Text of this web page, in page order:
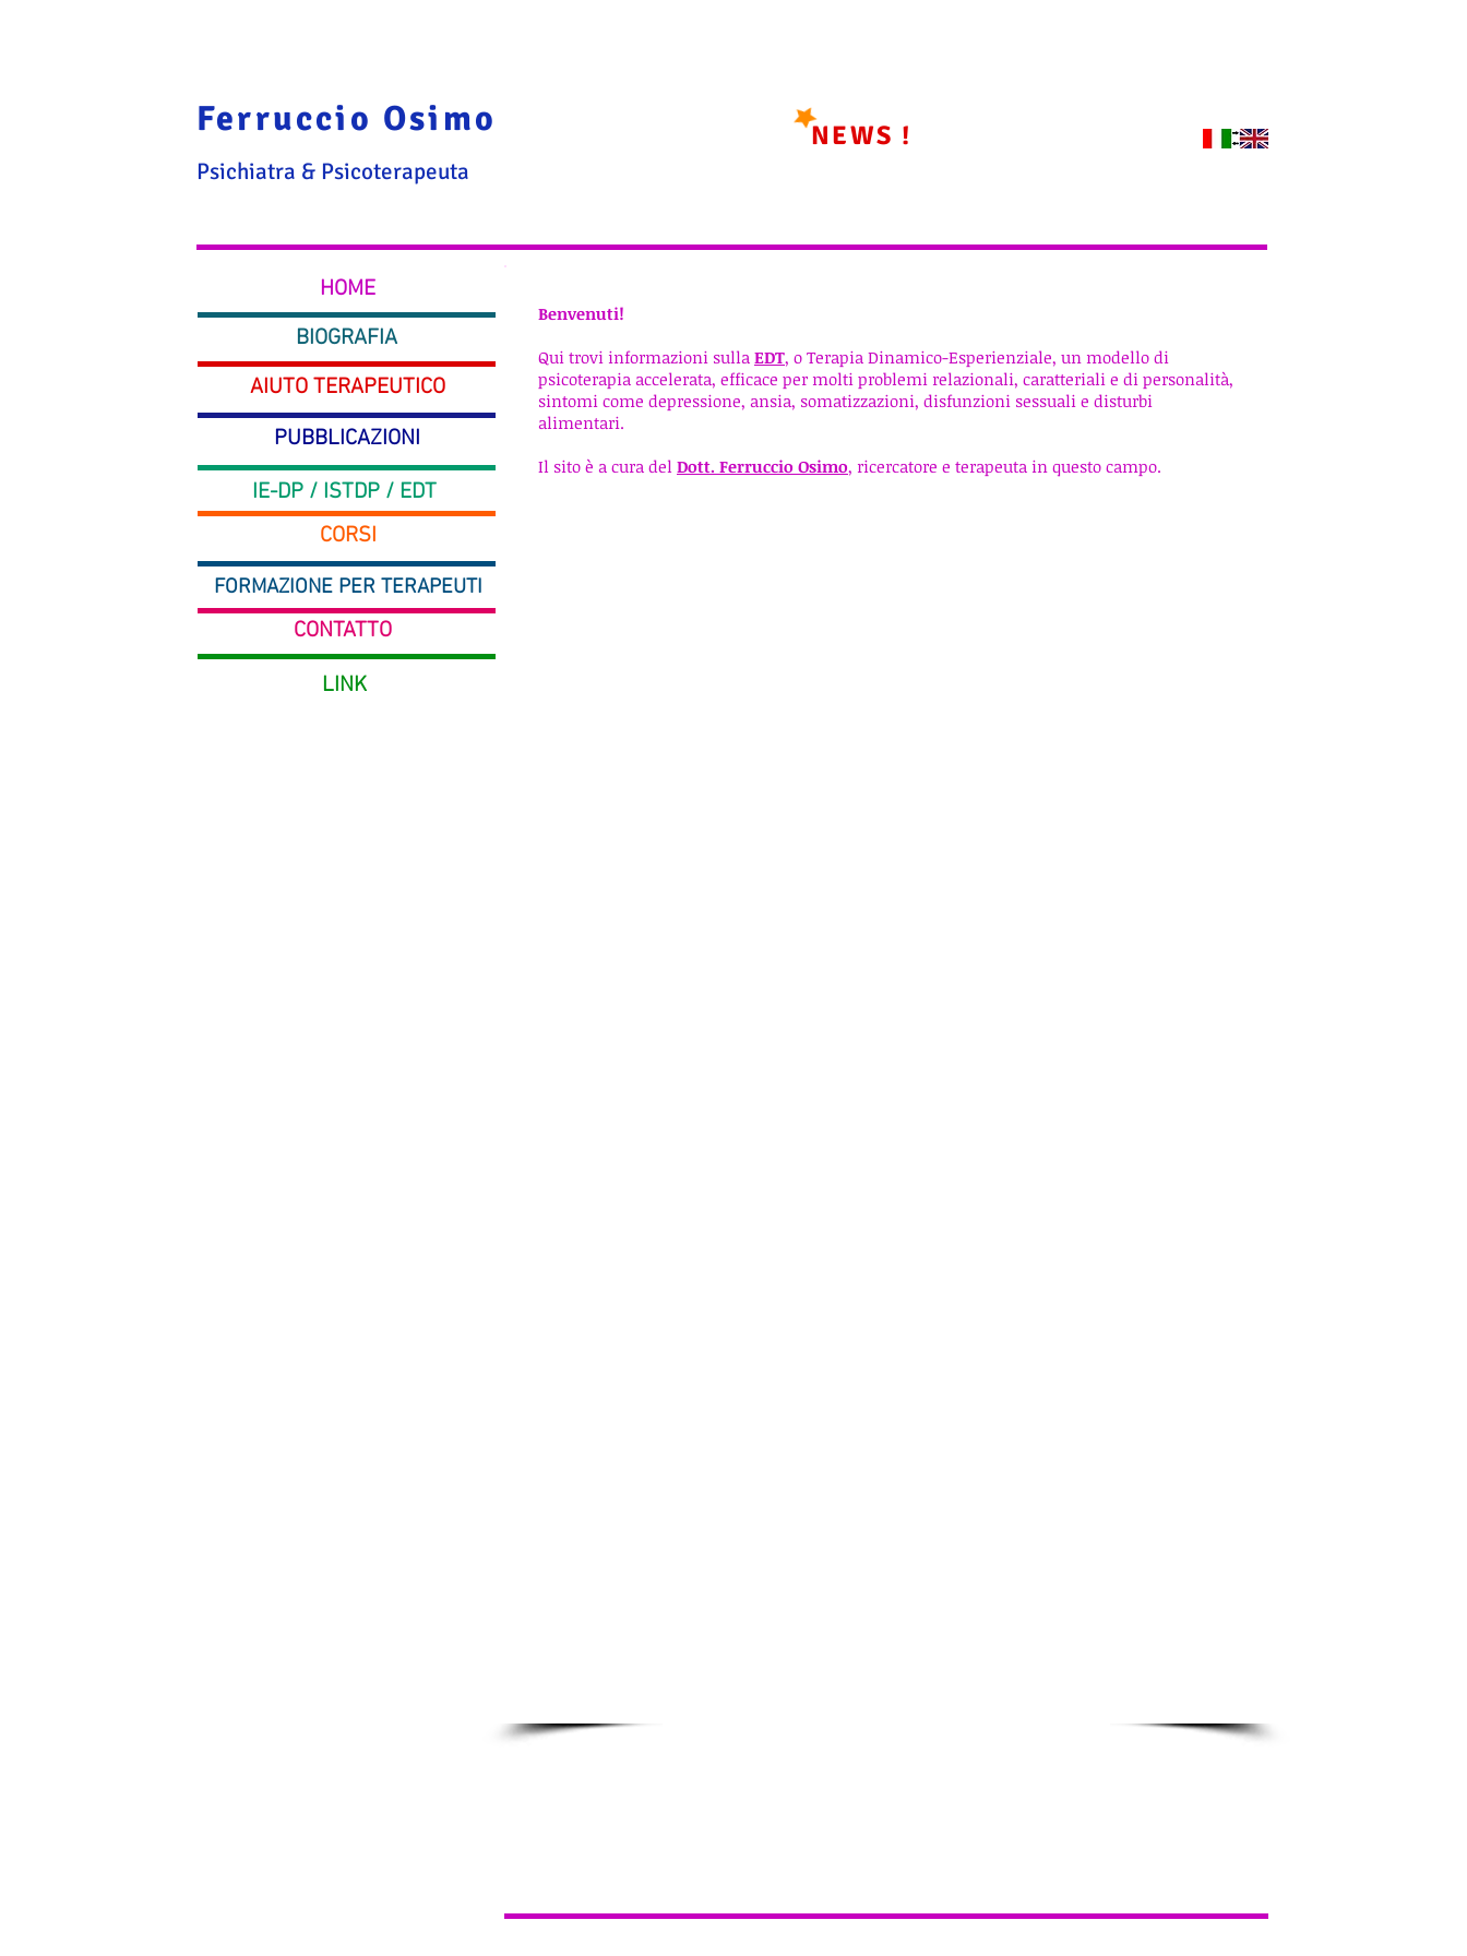
NEWS !
Ferruccio Osimo
Psichiatra & Psicoterapeuta
HOME
BIOGRAFIA
AIUTO TERAPEUTICO
PUBBLICAZIONI
IE-DP / ISTDP / EDT
CORSI
FORMAZIONE PER TERAPEUTI
CONTATTO
LINK
Benvenuti!
Qui trovi informazioni sulla EDT, o Terapia Dinamico-Esperienziale, un modello di
psicoterapia accelerata, efficace per molti problemi relazionali, caratteriali e di personalità,
sintomi come depressione, ansia, somatizzazioni, disfunzioni sessuali e disturbi
alimentari.
Il sito è a cura del Dott. Ferruccio Osimo, ricercatore e terapeuta in questo campo.